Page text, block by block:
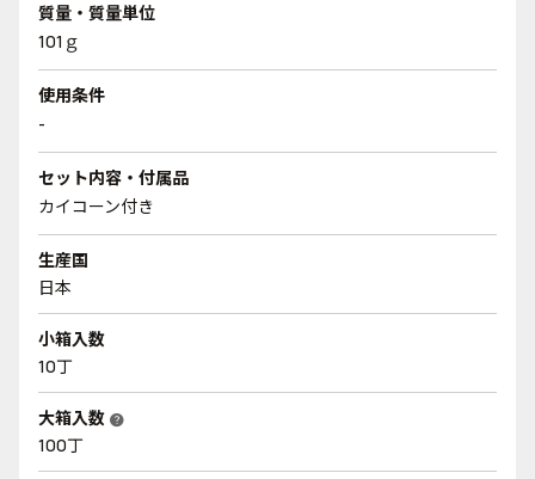
質量・質量単位
101ｇ
使用条件
-
セット内容・付属品
カイコーン付き
生産国
日本
小箱入数
10丁
大箱入数 help
100丁